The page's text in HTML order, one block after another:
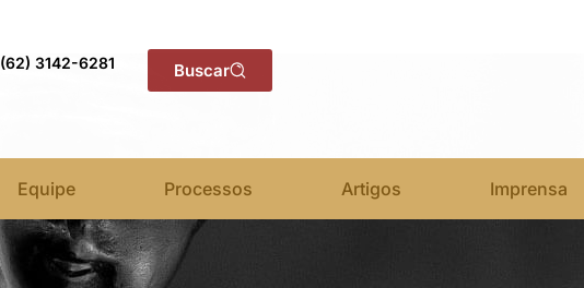
(62) 3142-6281 Buscar
Equipe Processos Artigos Imprensa